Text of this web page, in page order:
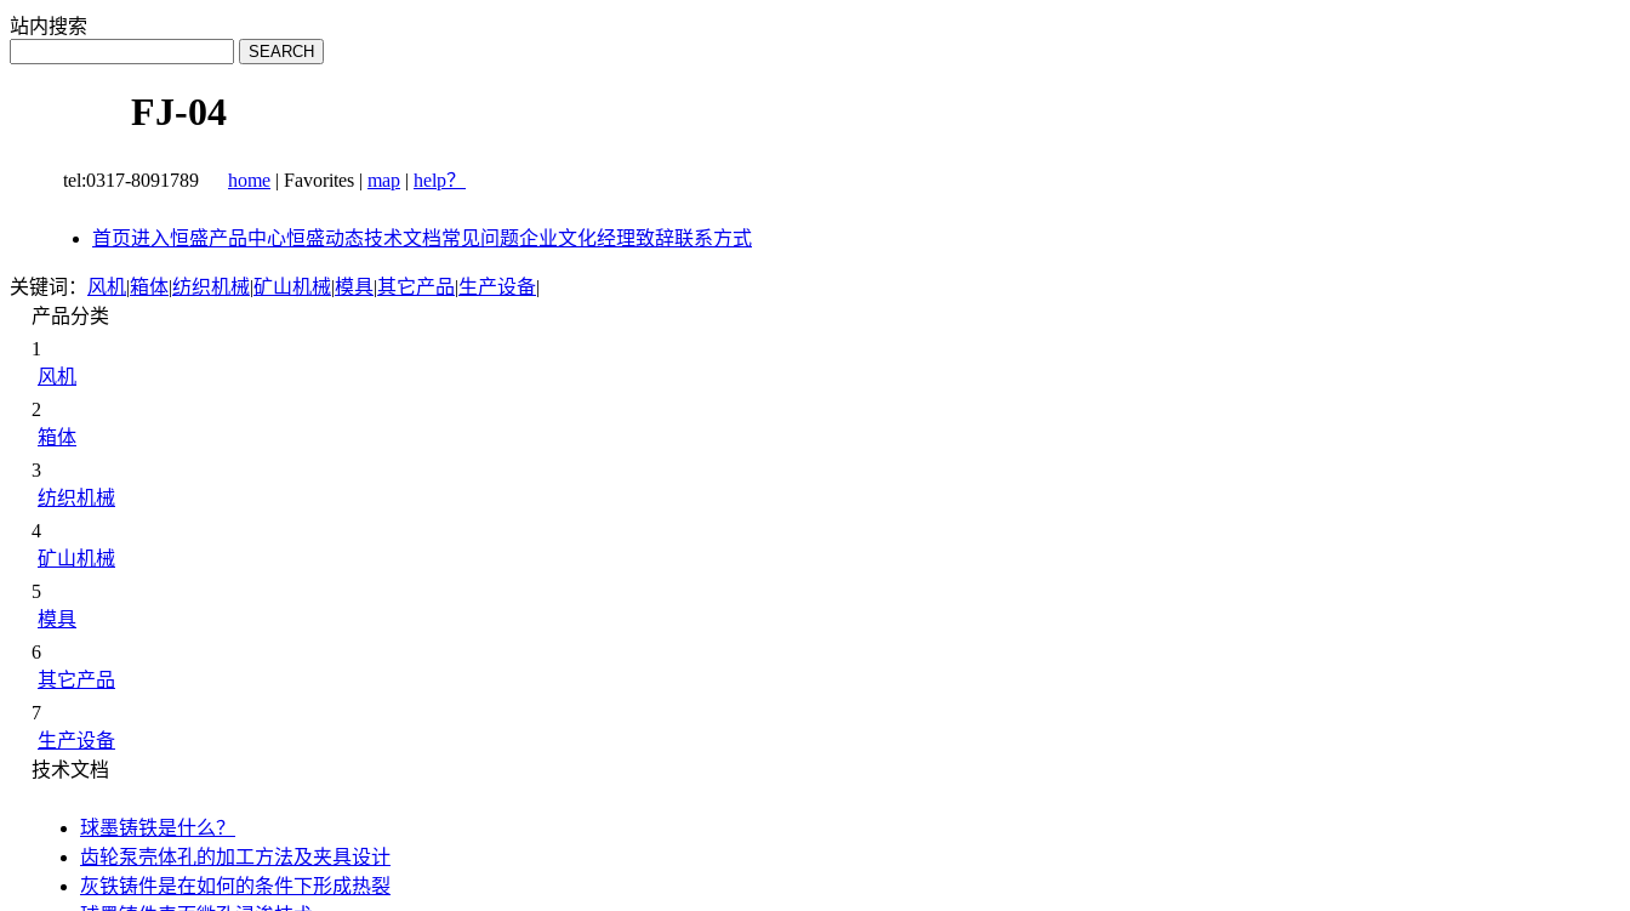
站内搜索
FJ-04
tel:0317-8091789 home | Favorites | map | help？
首页进入恒盛产品中心恒盛动态技术文档常见问题企业文化经理致辞联系方式
关键词： 风机|箱体|纺织机械|矿山机械|模具|其它产品|生产设备|
产品分类
1
风机
2
箱体
3
纺织机械
4
矿山机械
5
模具
6
其它产品
7
生产设备
技术文档
球墨铸铁是什么？
齿轮泵壳体孔的加工方法及夹具设计
灰铁铸件是在如何的条件下形成热裂